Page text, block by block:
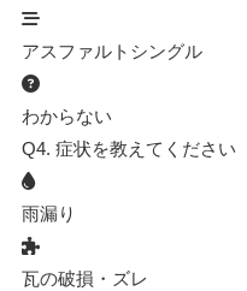
アスファルトシングル
わからない
Q4. 症状を教えてください
雨漏り
瓦の破損・ズレ